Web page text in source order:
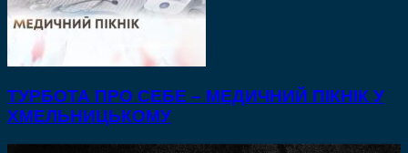
ТУРБОТА ПРО СЕБЕ – МЕДИЧНИЙ ПІКНІК У
ХМЕЛЬНИЦЬКОМУ